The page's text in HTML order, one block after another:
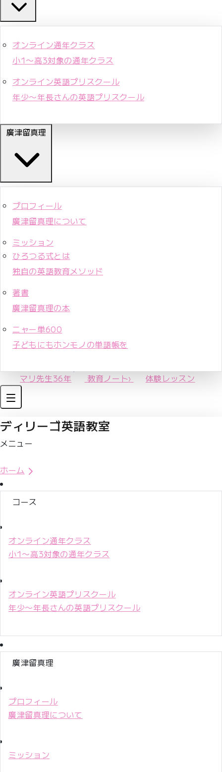
オンライン通年クラス
小1〜高3対象の通年クラス
オンライン英語プリスクール
年少〜年長さんの英語プリスクール
廣津留真理
プロフィール
廣津留真理について
ミッション
ひろつる式とは
独自の英語教育メソッド
著書
廣津留真理の本
ニャー単600
子どもにもホンモノの単語帳を
マリ先生36年 教育ノート› 体験レッスン
ディリーゴ英語教室
メニュー
ホーム
コース
オンライン通年クラス
小1〜高3対象の通年クラス
オンライン英語プリスクール
年少〜年長さんの英語プリスクール
廣津留真理
プロフィール
廣津留真理について
ミッション